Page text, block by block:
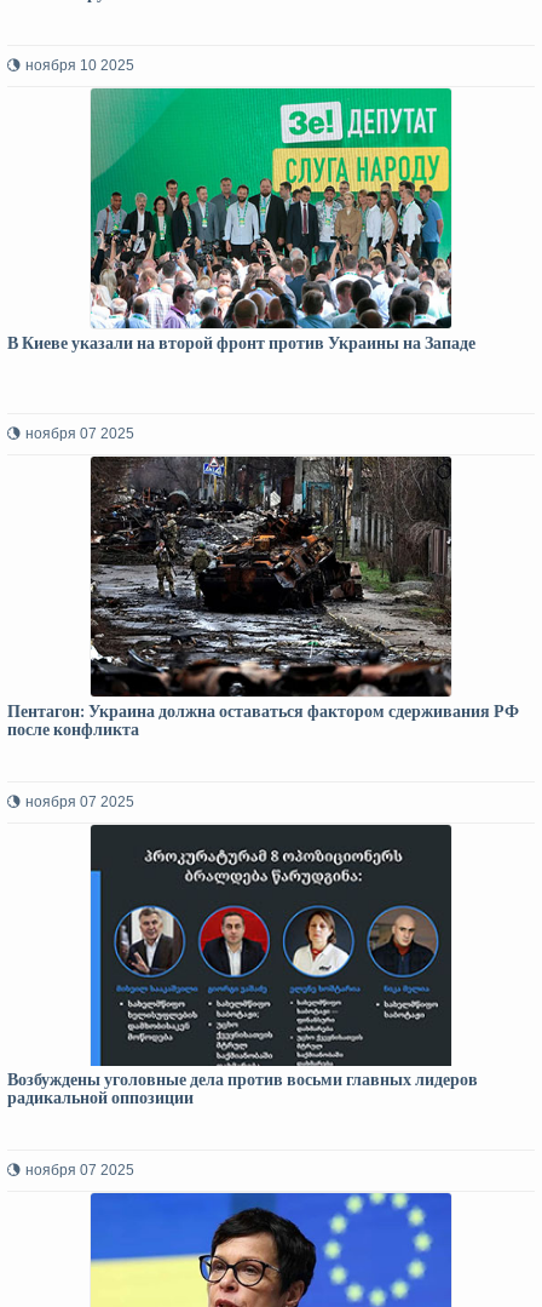
ноября 10 2025
В Киеве указали на второй фронт против Украины на Западе
ноября 07 2025
Пентагон: Украина должна оставаться фактором сдерживания РФ
после конфликта
ноября 07 2025
Возбуждены уголовные дела против восьми главных лидеров
радикальной оппозиции
ноября 07 2025